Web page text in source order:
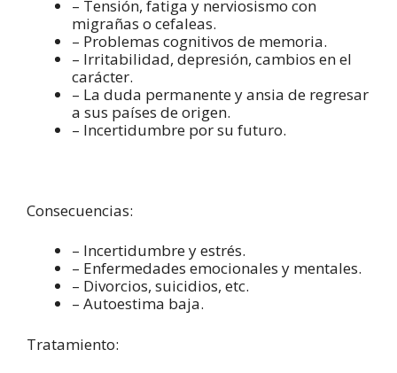
– Tensión, fatiga y nerviosismo con
migrañas o cefaleas.
– Problemas cognitivos de memoria.
– Irritabilidad, depresión, cambios en el
carácter.
– La duda permanente y ansia de regresar
a sus países de origen.
– Incertidumbre por su futuro.
Consecuencias:
– Incertidumbre y estrés.
– Enfermedades emocionales y mentales.
– Divorcios, suicidios, etc.
– Autoestima baja.
Tratamiento: